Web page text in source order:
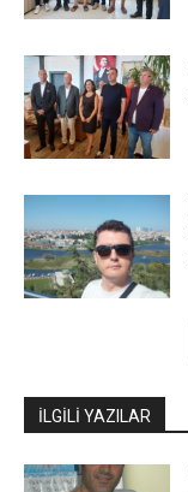
İLGILI YAZILAR